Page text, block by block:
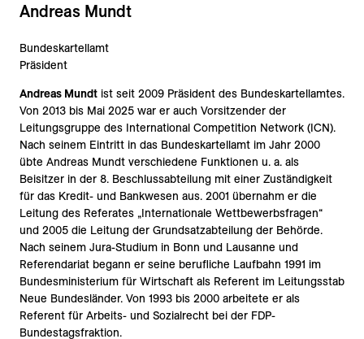
Andreas Mundt
Bundeskartellamt
Präsident
Andreas Mundt ist seit 2009 Präsident des Bundeskartellamtes.
Von 2013 bis Mai 2025 war er auch Vorsitzender der
Leitungsgruppe des International Competition Network (ICN).
Nach seinem Eintritt in das Bundeskartellamt im Jahr 2000
übte Andreas Mundt verschiedene Funktionen u. a. als
Beisitzer in der 8. Beschlussabteilung mit einer Zuständigkeit
für das Kredit- und Bankwesen aus. 2001 übernahm er die
Leitung des Referates „Internationale Wettbewerbsfragen“
und 2005 die Leitung der Grundsatzabteilung der Behörde.
Nach seinem Jura-Studium in Bonn und Lausanne und
Referendariat begann er seine berufliche Laufbahn 1991 im
Bundesministerium für Wirtschaft als Referent im Leitungsstab
Neue Bundesländer. Von 1993 bis 2000 arbeitete er als
Referent für Arbeits- und Sozialrecht bei der FDP-
Bundestagsfraktion.